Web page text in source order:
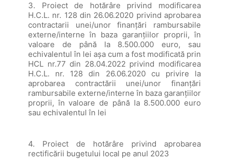
3. Proiect de hotărâre privind modificarea
H.C.L. nr. 128 din 26.06.2020 privind aprobarea
contractarii unei/unor finanțări rambursabile
externe/interne în baza garanțiilor proprii, în
valoare de până la 8.500.000 euro, sau
echivalentul în lei așa cum a fost modificată prin
HCL nr.77 din 28.04.2022 privind modificarea
H.C.L. nr. 128 din 26.06.2020 cu privire la
aprobarea contractării unei/unor finanțări
rambursabile externe/interne în baza garanțiilor
proprii, în valoare de până la 8.500.000 euro
sau echivalentul în lei
4. Proiect de hotărâre privind aprobarea
rectificării bugetului local pe anul 2023